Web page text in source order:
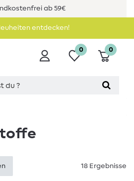
ab 59€
entdecken!
0 0
18 Ergebnisse